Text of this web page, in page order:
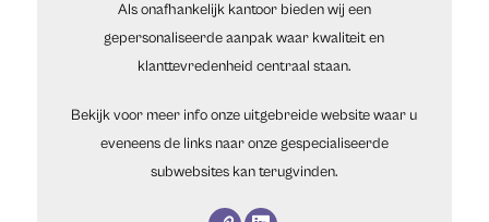
Als onafhankelijk kantoor bieden wij een
gepersonaliseerde aanpak waar kwaliteit en
klanttevredenheid centraal staan.
Bekijk voor meer info onze uitgebreide website waar u
eveneens de links naar onze gespecialiseerde
subwebsites kan terugvinden.